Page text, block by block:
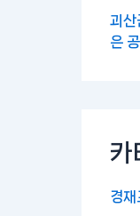
괴산
은
카
경재